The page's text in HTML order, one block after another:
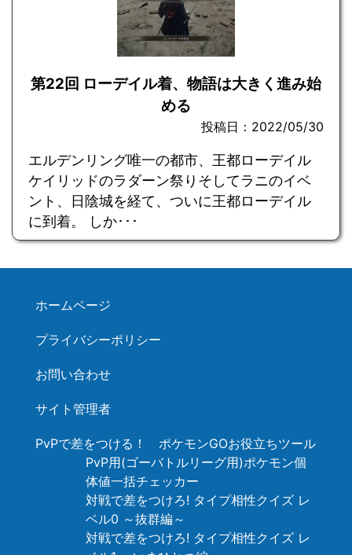
第22回 ローデイル着、物語は大きく進み始
める
投稿日：2022/05/30
エルデンリング唯一の都市、王都ローデイル
ケイリッドのラダーン祭りそしてラニのイベ
ント、日陰城を経て、ついに王都ローデイル
に到着。 しか･･･
ホームページ
プライバシーポリシー
お問い合わせ
サイト管理者
PvPで差をつける！ ポケモンGOお役立ちツール
PvP用(ゴーバトルリーグ用)ポケモン個
体値一括チェッカー
対戦で差をつけろ! タイプ相性クイズ レ
ベル0 ～抜群編～
対戦で差をつけろ! タイプ相性クイズ レ